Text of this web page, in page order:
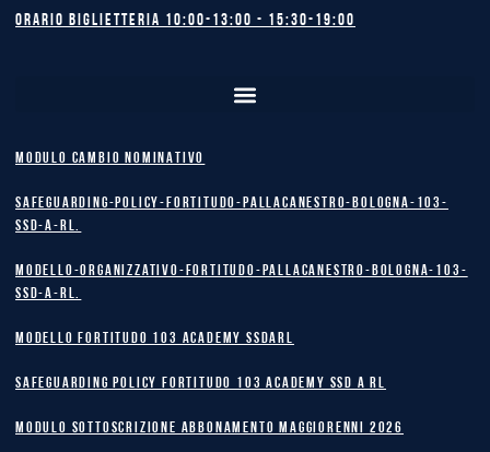
Orario biglietteria 10:00-13:00 - 15:30-19:00
MODULO CAMBIO NOMINATIVO
safeguarding-policy-Fortitudo-Pallacanestro-Bologna-103-
SSD-A-RL.
Modello-Organizzativo-Fortitudo-Pallacanestro-Bologna-103-
SSD-A-RL.
MODELLO FORTITUDO 103 ACADEMY SSDARL
safeguarding policy Fortitudo 103 Academy SSD A RL
MODULO SOTTOSCRIZIONE ABBONAMENTO MAGGIORENNI 2026